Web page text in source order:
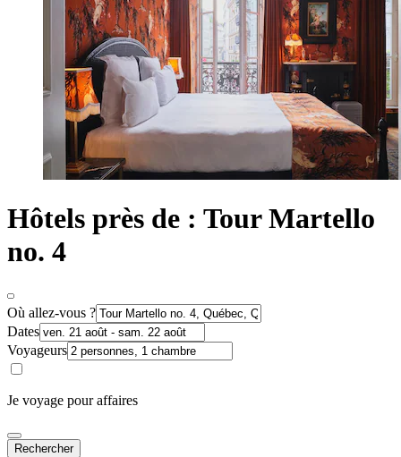
Hôtels près de : Tour Martello
no. 4
Où allez-vous ?
Dates
Voyageurs
Je voyage pour affaires
Rechercher